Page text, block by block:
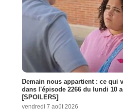
Demain nous appartient : ce qui
dans l'épisode 2266 du lundi 10
[SPOILERS]
vendredi 7 août 2026